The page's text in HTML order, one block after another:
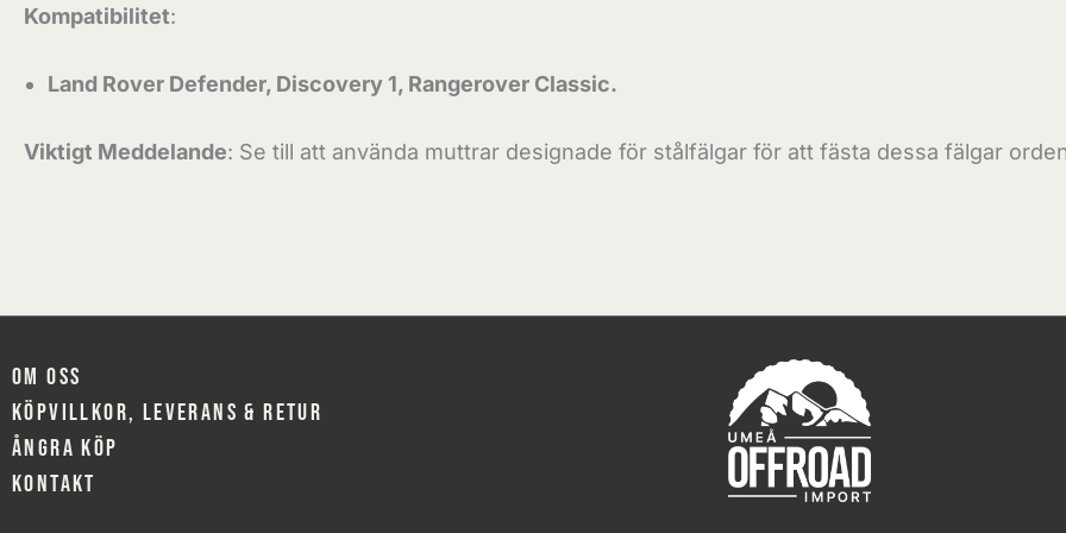
Kompatibilitet:
Land Rover Defender, Discovery 1, Rangerover Classic.
Viktigt Meddelande: Se till att använda muttrar designade för stålfälgar för att fästa dessa fälgar
Om oss
Köpvillkor, leverans & retur
Ångra köp
Kontakt